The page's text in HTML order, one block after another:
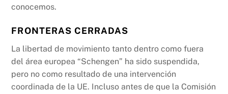
conocemos.
FRONTERAS CERRADAS
La libertad de movimiento tanto dentro como fuera
del área europea “Schengen” ha sido suspendida,
pero no como resultado de una intervención
coordinada de la UE. Incluso antes de que la Comisión